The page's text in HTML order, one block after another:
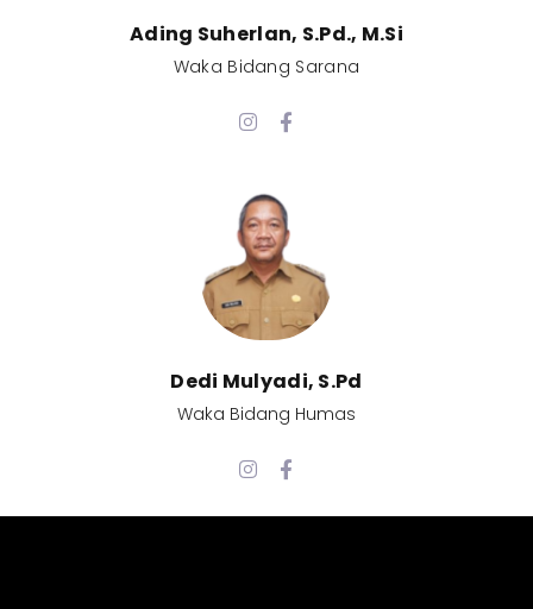
Ading Suherlan, S.Pd., M.Si​
Waka Bidang Sarana​
Dedi Mulyadi, S.Pd​
Waka Bidang Humas